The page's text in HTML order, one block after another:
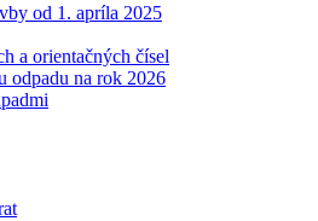
od 1. apríla 2025
a orientačných čísel
odpadu na rok 2026